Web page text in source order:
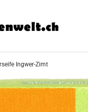
Ingwer-Zimt